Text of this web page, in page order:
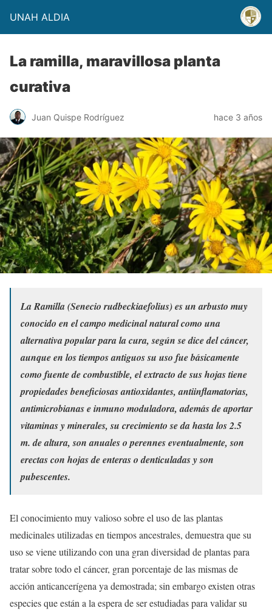
UNAH ALDIA
La ramilla, maravillosa planta
curativa
Juan Quispe Rodríguez hace 3 años
La Ramilla (Senecio rudbeckiaefolius) es un arbusto muy
conocido en el campo medicinal natural como una
alternativa popular para la cura, según se dice del cáncer,
aunque en los tiempos antiguos su uso fue básicamente
como fuente de combustible, el extracto de sus hojas tiene
propiedades beneficiosas antioxidantes, antiinflamatorias,
antimicrobianas e inmuno moduladora, además de aportar
vitaminas y minerales, su crecimiento se da hasta los 2.5
m. de altura, son anuales o perennes eventualmente, son
erectas con hojas de enteras o denticuladas y son
pubescentes.
El conocimiento muy valioso sobre el uso de las plantas
medicinales utilizadas en tiempos ancestrales, demuestra que su
uso se viene utilizando con una gran diversidad de plantas para
tratar sobre todo el cáncer, gran porcentaje de las mismas de
acción anticancerígena ya demostrada; sin embargo existen otras
especies que están a la espera de ser estudiadas para validar su